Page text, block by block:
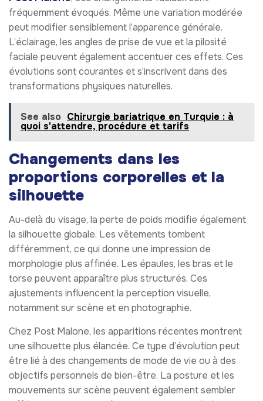
fréquemment évoqués. Même une variation modérée
peut modifier sensiblement l’apparence générale.
L’éclairage, les angles de prise de vue et la pilosité
faciale peuvent également accentuer ces effets. Ces
évolutions sont courantes et s’inscrivent dans des
transformations physiques naturelles.
See also Chirurgie bariatrique en Turquie : à
quoi s'attendre, procédure et tarifs
Changements dans les
proportions corporelles et la
silhouette
Au-delà du visage, la perte de poids modifie également
la silhouette globale. Les vêtements tombent
différemment, ce qui donne une impression de
morphologie plus affinée. Les épaules, les bras et le
torse peuvent apparaître plus structurés. Ces
ajustements influencent la perception visuelle,
notamment sur scène et en photographie.
Chez Post Malone, les apparitions récentes montrent
une silhouette plus élancée. Ce type d’évolution peut
être lié à des changements de mode de vie ou à des
objectifs personnels de bien-être. La posture et les
mouvements sur scène peuvent également sembler